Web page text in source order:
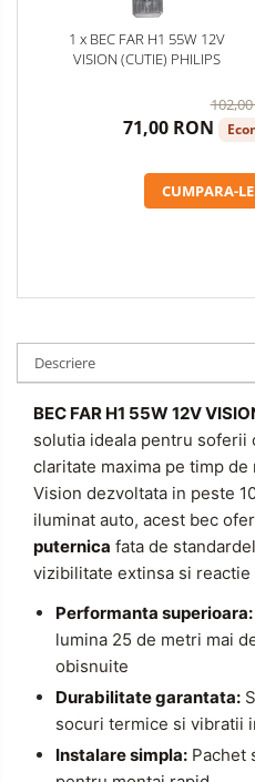
1 x BEC FAR H1 55W 12V
VISION (CUTIE) PHILIPS
71,00 RON
CUMPARA-
Descriere
BEC FAR H1 55W 12V
solutia ideala pentru soferii
claritate maxima pe timp
Vision dezvoltata in peste
iluminat auto, acest bec
puternica fata de
vizibilitate extinsa si reactie
Performanta superioara:
lumina 25 de metri mai
obisnuite
Durabilitate garantata:
socuri termice si vibratii
Instalare simpla: Pachet